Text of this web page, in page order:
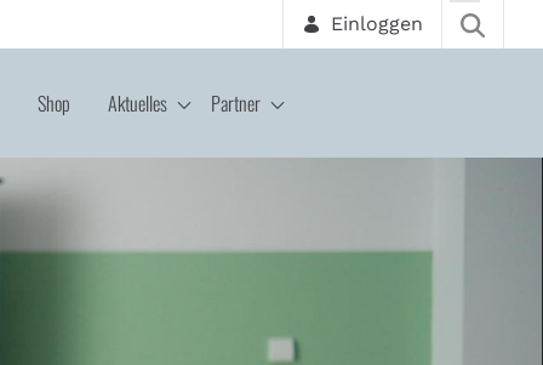
Einloggen
Shop Aktuelles Partner